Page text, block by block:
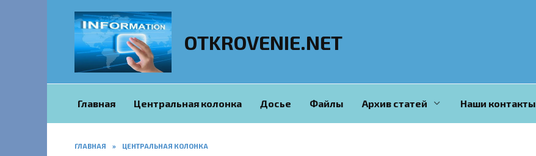
OTKROVENIE.NET
Главная Центральная колонка Досье Файлы Архив статей Наши контакты
ГЛАВНАЯ » ЦЕНТРАЛЬНАЯ КОЛОНКА